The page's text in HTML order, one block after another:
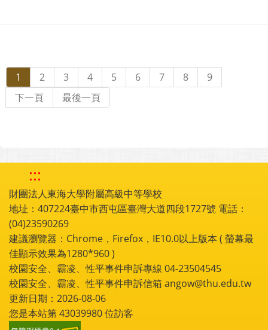
1 2 3 4 5 6 7 8
9
下一頁
最後一頁
:::
財團法人東海大學附屬高級中等學校
地址：407224臺中市西屯區臺灣大道四段1727號 電話：
(04)23590269
建議瀏覽器：Chrome，Firefox，IE10.0以上版本 ( 螢幕最
佳顯示效果為1280*960 )
校園安全、霸凌、性平事件申訴專線 04-23504545
校園安全、霸凌、性平事件申訴信箱 angow@thu.edu.tw
更新日期：2026-08-06
您是本站第43039980位訪客